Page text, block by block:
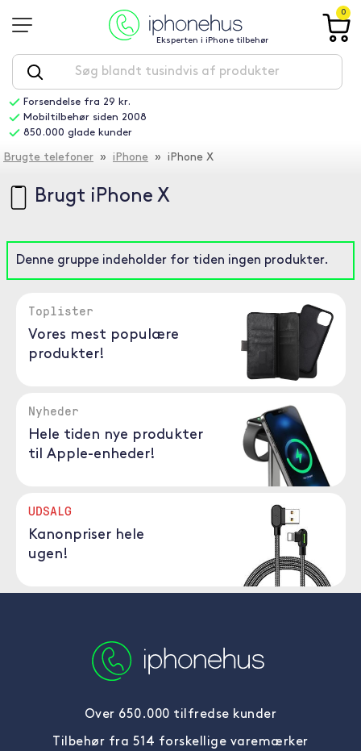
Eksperten i iPhone tilbehør
0
Forsendelse fra 29 kr.
Mobiltilbehør siden 2008
850.000 glade kunder
Brugte telefoner » iPhone » iPhone X
Brugt iPhone X
Denne gruppe indeholder for tiden ingen produkter.
Toplister
Vores mest populære
produkter!
Nyheder
Hele tiden nye produkter
til Apple-enheder!
UDSALG
Kanonpriser hele
ugen!
Over 650.000 tilfredse kunder
Tilbehør fra 514 forskellige varemærker